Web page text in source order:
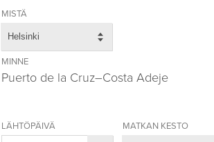
MISTÄ
Helsinki
MINNE
Puerto de la Cruz–Costa Adeje
LÄHTÖPÄIVÄ MATKAN KESTO